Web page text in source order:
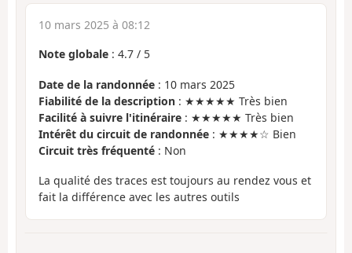
10 mars 2025 à 08:12
Note globale : 4.7 / 5
Date de la randonnée : 10 mars 2025
Fiabilité de la description : ★★★★★ Très bien
Facilité à suivre l'itinéraire : ★★★★★ Très bien
Intérêt du circuit de randonnée : ★★★★☆ Bien
Circuit très fréquenté : Non
La qualité des traces est toujours au rendez vous et
fait la différence avec les autres outils